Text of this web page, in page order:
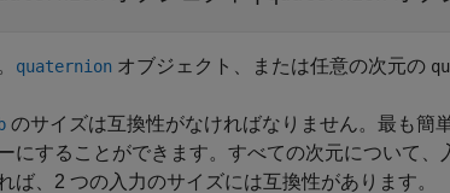
quaternion オブジェクト、または任意の次元の
b のサイズは互換性がなければなりません。最も簡
にすることができます。すべての次元について
ば、2 つの入力のサイズには互換性があります。